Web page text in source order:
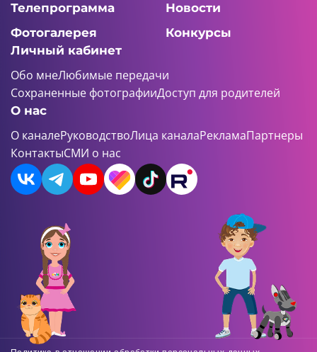
Телепрограмма
Новости
Фотогалерея
Конкурсы
Личный кабинет
Обо мнеЛюбимые передачи
Сохраненные фотографииДоступ для родителей
О нас
О каналеРуководствоЛица каналаРекламаПартнеры
КонтактыСМИ о нас